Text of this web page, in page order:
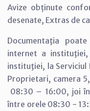
Avize obținute
desenate, Extras de
Documentaţia
internet a instituţiei,
instituţiei, la Serviciul
Proprietari, camera
08:30 – 16:00, joi
între orele 08:30 -